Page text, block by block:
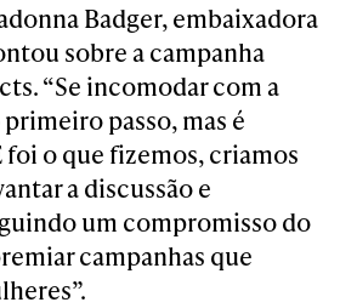
Badger, embaixadora
sobre a campanha
“Se incomodar com a
passo, mas é
foi o que fizemos, criamos
a discussão e
um compromisso do
campanhas que